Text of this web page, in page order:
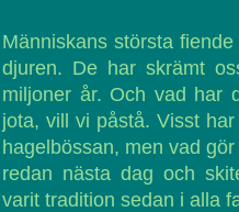
Människans största
djuren. De har skrämt
miljoner år. Och vad har
jota, vill vi påstå. Visst
hagelbössan, men vad
redan nästa dag och
varit tradition sedan i alla